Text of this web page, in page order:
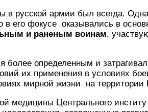
в русской армии был всегда.
его фокусе оказывались в
и раненым воинам,
более определенным и
их применения в условиях
мирной жизни на территории
медицины Центрального